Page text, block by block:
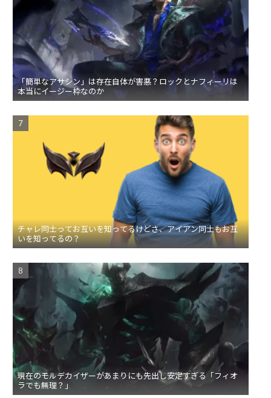
「簡単なアサシン」は存在自体が害悪？ロックとナフィーリは
本当にイージー枠なのか
チャレ同士ってお互いを知ってるけどさ、アイアン同士もお互
いを知ってるの？
現在のモルデカイザーがあまりにも先出し安定すぎる「フィオ
ラでも無理？」